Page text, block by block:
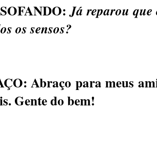
Já reparou que
os sensos?
Abraço para meus
Gente do bem!